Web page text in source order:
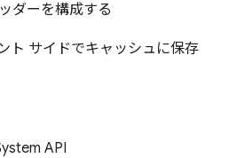
ダーを構成する
ト サイドでキャッシュに保存
API